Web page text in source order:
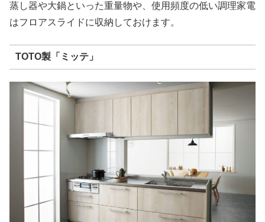
蒸し器や大鍋といった重量物や、使用頻度の低い調理家電
はフロアスライドに収納しておけます。
TOTO製「ミッテ」